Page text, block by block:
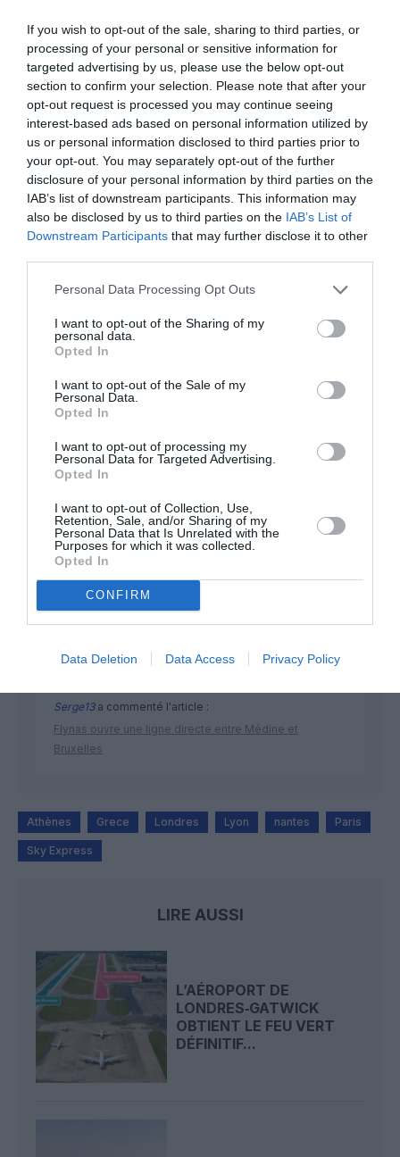
If you wish to opt-out of the sale, sharing to third parties, or
processing of your personal or sensitive information for
targeted advertising by us, please use the below opt-out
section to confirm your selection. Please note that after your
opt-out request is processed you may continue seeing
interest-based ads based on personal information utilized by
us or personal information disclosed to third parties prior to
your opt-out. You may separately opt-out of the further
disclosure of your personal information by third parties on the
IAB’s list of downstream participants. This information may
also be disclosed by us to third parties on the IAB’s List of
Downstream Participants that may further disclose it to other
Personal Data Processing Opt Outs
I want to opt-out of the Sharing of my
personal data.
Opted In
I want to opt-out of the Sale of my
Personal Data.
Opted In
I want to opt-out of processing my
Personal Data for Targeted Advertising.
Opted In
I want to opt-out of Collection, Use,
Retention, Sale, and/or Sharing of my
Personal Data that Is Unrelated with the
Purposes for which it was collected.
Opted In
CONFIRM
Data Deletion Data Access Privacy Policy
Aucun commentaire !
LAISSER UN COMMENTAIRE
FAIRE UN DON
Soutenez Air Journal participez
développement !
NOUS SOUTENIR
DERNIERS COMMENTAIRES
a commenté l'article :
Contrôles aux frontières entre l’Espagne et l’Italie : des
Serge13a commenté l'article :
Flynas ouvre une ligne directe entre Médine et
Bruxelles
Athènes Grece Londres Lyon nantes Paris
Sky Express
LIRE AUSSI
L’AÉROPORT DE
LONDRES‑GATWICK
OBTIENT LE FEU VERT
DÉFINITIF...